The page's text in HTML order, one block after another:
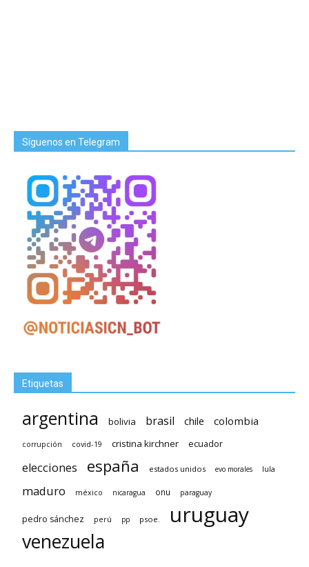
Síguenos en Telegram
Etiquetas
argentina bolivia brasil chile colombia
corrupción covid-19 cristina kirchner ecuador
elecciones españa estados unidos evo morales lula
maduro méxico nicaragua onu paraguay
pedro sánchez perú pp psoe. uruguay
venezuela